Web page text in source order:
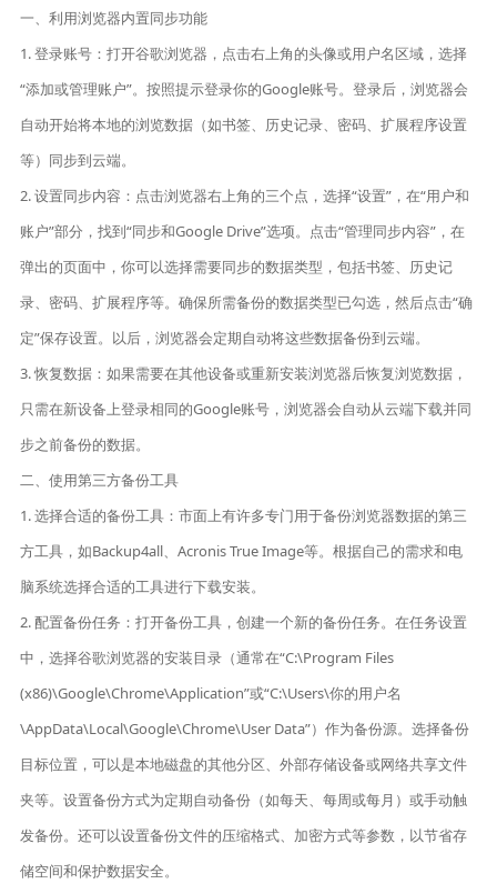
一、利用浏览器内置同步功能
1. 登录账号：打开谷歌浏览器，点击右上角的头像或用户名区域，选择
“添加或管理账户”。按照提示登录你的Google账号。登录后，浏览器会
自动开始将本地的浏览数据（如书签、历史记录、密码、扩展程序设置
等）同步到云端。
2. 设置同步内容：点击浏览器右上角的三个点，选择“设置”，在“用户和
账户”部分，找到“同步和Google Drive”选项。点击“管理同步内容”，在
弹出的页面中，你可以选择需要同步的数据类型，包括书签、历史记
录、密码、扩展程序等。确保所需备份的数据类型已勾选，然后点击“确
定”保存设置。以后，浏览器会定期自动将这些数据备份到云端。
3. 恢复数据：如果需要在其他设备或重新安装浏览器后恢复浏览数据，
只需在新设备上登录相同的Google账号，浏览器会自动从云端下载并同
步之前备份的数据。
二、使用第三方备份工具
1. 选择合适的备份工具：市面上有许多专门用于备份浏览器数据的第三
方工具，如Backup4all、Acronis True Image等。根据自己的需求和电
脑系统选择合适的工具进行下载安装。
2. 配置备份任务：打开备份工具，创建一个新的备份任务。在任务设置
中，选择谷歌浏览器的安装目录（通常在“C:\Program Files
(x86)\Google\Chrome\Application”或“C:\Users\你的用户名
\AppData\Local\Google\Chrome\User Data”）作为备份源。选择备份
目标位置，可以是本地磁盘的其他分区、外部存储设备或网络共享文件
夹等。设置备份方式为定期自动备份（如每天、每周或每月）或手动触
发备份。还可以设置备份文件的压缩格式、加密方式等参数，以节省存
储空间和保护数据安全。